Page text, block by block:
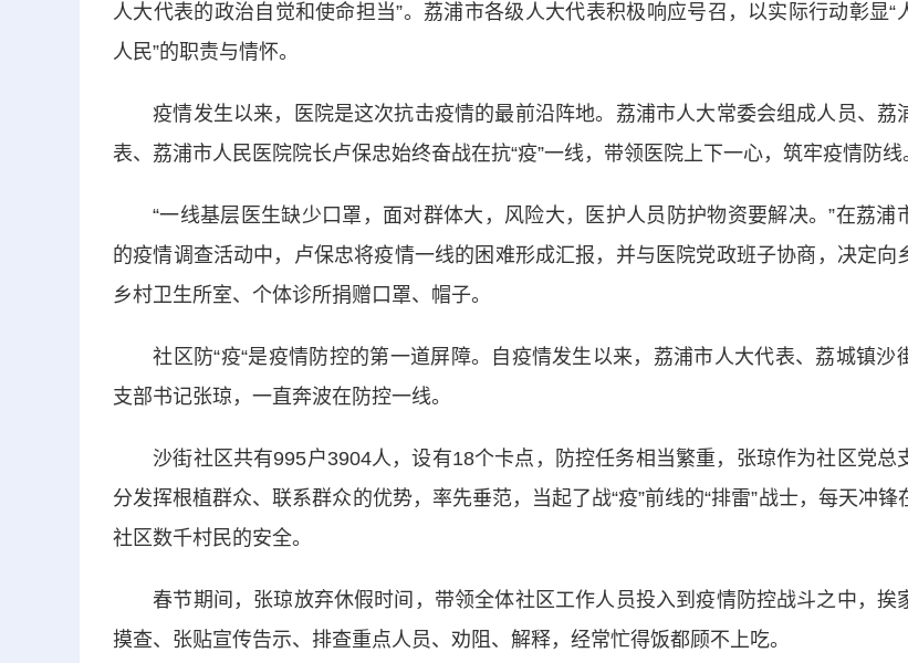
人大代表的政治自觉和使命担当”。荔浦市各级人大代表积极响应号召，以实际行动彰显“
人民”的职责与情怀。
疫情发生以来，医院是这次抗击疫情的最前沿阵地。荔浦市人大常委会组成人员、荔
表、荔浦市人民医院院长卢保忠始终奋战在抗“疫”一线，带领医院上下一心，筑牢疫情防线
“一线基层医生缺少口罩，面对群体大，风险大，医护人员防护物资要解决。”在荔浦
的疫情调查活动中，卢保忠将疫情一线的困难形成汇报，并与医院党政班子协商，决定向
乡村卫生所室、个体诊所捐赠口罩、帽子。
社区防“疫“是疫情防控的第一道屏障。自疫情发生以来，荔浦市人大代表、荔城镇沙
支部书记张琼，一直奔波在防控一线。
沙街社区共有995户3904人，设有18个卡点，防控任务相当繁重，张琼作为社区党总
分发挥根植群众、联系群众的优势，率先垂范，当起了战“疫”前线的“排雷”战士，每天冲锋
社区数千村民的安全。
春节期间，张琼放弃休假时间，带领全体社区工作人员投入到疫情防控战斗之中，挨
摸查、张贴宣传告示、排查重点人员、劝阻、解释，经常忙得饭都顾不上吃。